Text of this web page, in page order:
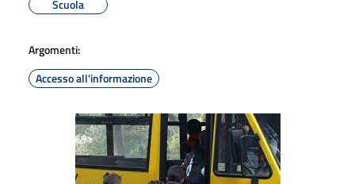
Scuola
Argomenti:
Accesso all'informazione